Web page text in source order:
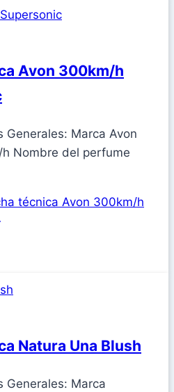
Avon 300km/h
Generales: Marca Avon
Nombre del perfume
técnica Avon 300km/h
Natura Una Blush
Generales: Marca